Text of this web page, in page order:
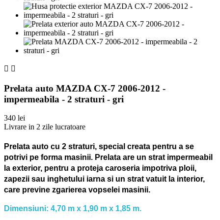
 
Prelata auto MAZDA CX-7 2006-2012 -
impermeabila - 2 straturi - gri
340 lei
Livrare in 2 zile lucratoare
Prelata auto cu 2 straturi, special creata pentru a se
potrivi pe forma masinii. Prelata are un strat impermeabil
la exterior, pentru a proteja caroseria impotriva ploii,
zapezii sau inghetului iarna si un strat vatuit la interior,
care previne zgarierea vopselei masinii.
Dimensiuni: 4,70 m x 1,90 m x 1,85 m.